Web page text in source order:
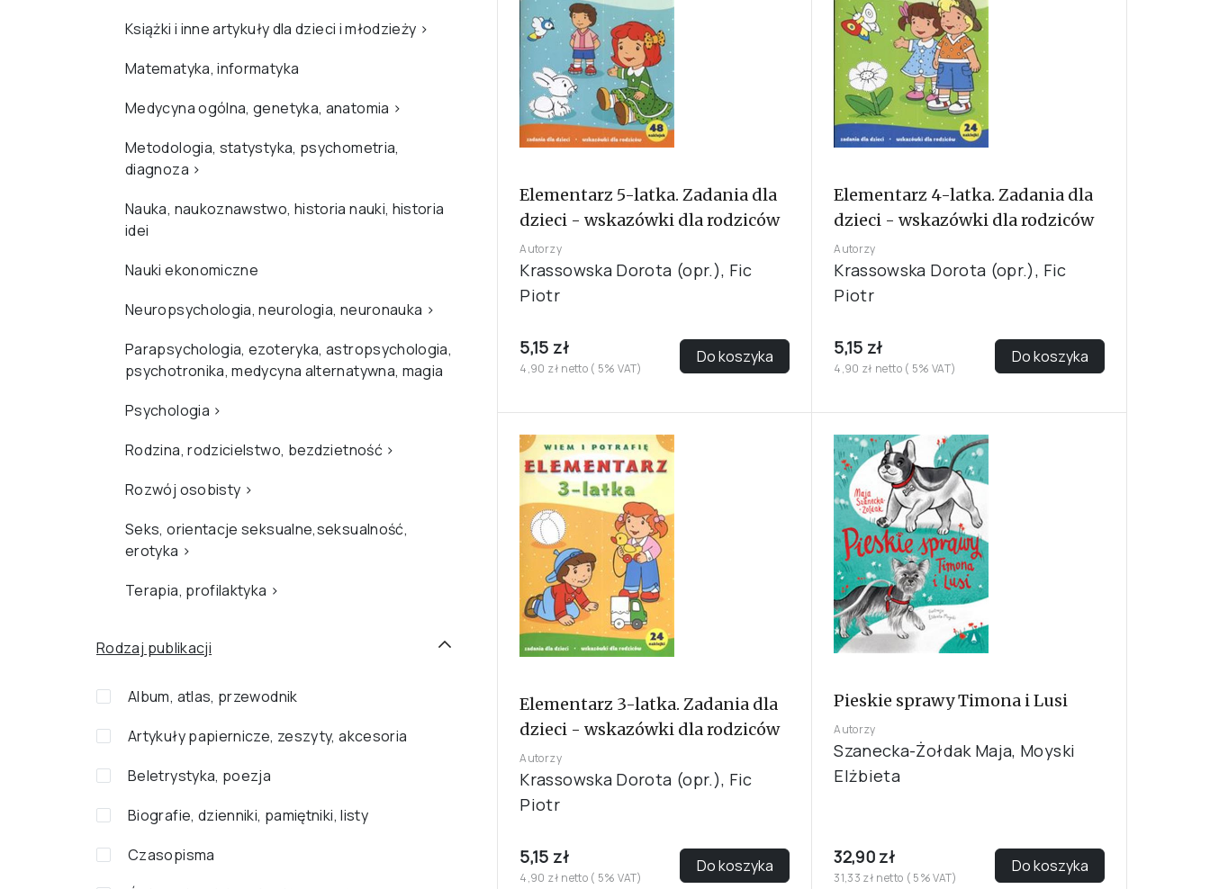
Książki i inne artykuły dla dzieci i młodzieży ›
Matematyka, informatyka
Medycyna ogólna, genetyka, anatomia ›
Metodologia, statystyka, psychometria,
diagnoza ›
Nauka, naukoznawstwo, historia nauki, historia
idei
Nauki ekonomiczne
Neuropsychologia, neurologia, neuronauka ›
Parapsychologia, ezoteryka, astropsychologia,
psychotronika, medycyna alternatywna, magia
Psychologia ›
Rodzina, rodzicielstwo, bezdzietność ›
Rozwój osobisty ›
Seks, orientacje seksualne,seksualność,
erotyka ›
Terapia, profilaktyka ›
Rodzaj publikacji
Album, atlas, przewodnik
Artykuły papiernicze, zeszyty, akcesoria
Beletrystyka, poezja
Biografie, dzienniki, pamiętniki, listy
Czasopisma
Elementarz 5-latka. Zadania dla
dzieci - wskazówki dla rodziców
Autorzy
Krassowska Dorota (opr.), Fic
Piotr
5,15 zł
4,90 zł netto ( 5% VAT)
Do koszyka
Elementarz 4-latka. Zadania dla
dzieci - wskazówki dla rodziców
Autorzy
Krassowska Dorota (opr.), Fic
Piotr
5,15 zł
4,90 zł netto ( 5% VAT)
Do koszyka
Elementarz 3-latka. Zadania dla
dzieci - wskazówki dla rodziców
Autorzy
Krassowska Dorota (opr.), Fic
Piotr
5,15 zł
4,90 zł netto ( 5% VAT)
Do koszyka
Pieskie sprawy Timona i Lusi
Autorzy
Szanecka-Żołdak Maja, Moyski
Elżbieta
32,90 zł
31,33 zł netto ( 5% VAT)
Do koszyka